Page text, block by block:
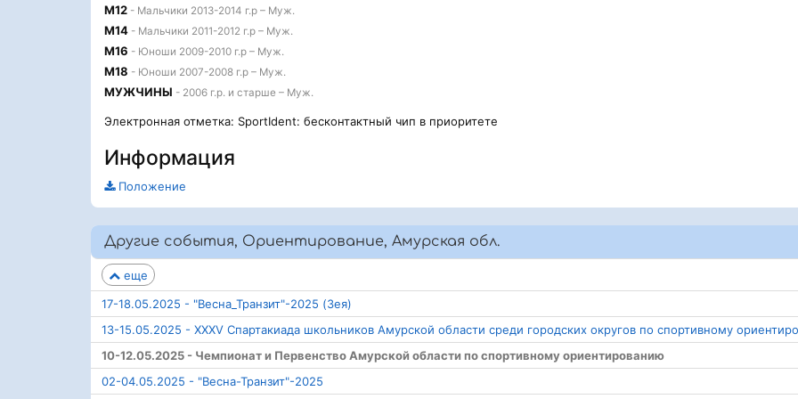
М12 - Мальчики 2013-2014 г.р – Муж.
М14 - Мальчики 2011-2012 г.р – Муж.
М16 - Юноши 2009-2010 г.р – Муж.
М18 - Юноши 2007-2008 г.р – Муж.
МУЖЧИНЫ - 2006 г.р. и старше – Муж.
Электронная отметка: SportIdent: бесконтактный чип в приоритете
Информация
Положение
Другие события, Ориентирование, Амурская обл.
еще
17-18.05.2025 - "Весна_Транзит"-2025 (Зея)
13-15.05.2025 - XXXV Спартакиада школьников Амурской области среди городских округов по спортивному
10-12.05.2025 - Чемпионат и Первенство Амурской области по спортивному ориентированию
02-04.05.2025 - "Весна-Транзит"-2025